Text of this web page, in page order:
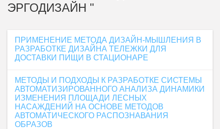
ЭРГОДИЗАЙН "
ПРИМЕНЕНИЕ МЕТОДА ДИЗАЙН-МЫШЛЕНИЯ В
РАЗРАБОТКЕ ДИЗАЙНА ТЕЛЕЖКИ ДЛЯ
ДОСТАВКИ ПИЩИ В СТАЦИОНАРЕ
МЕТОДЫ И ПОДХОДЫ К РАЗРАБОТКЕ СИСТЕМЫ
АВТОМАТИЗИРОВАННОГО АНАЛИЗА ДИНАМИКИ
ИЗМЕНЕНИЯ ПЛОЩАДИ ЛЕСНЫХ
НАСАЖДЕНИЙ НА ОСНОВЕ МЕТОДОВ
АВТОМАТИЧЕСКОГО РАСПОЗНАВАНИЯ
ОБРАЗОВ